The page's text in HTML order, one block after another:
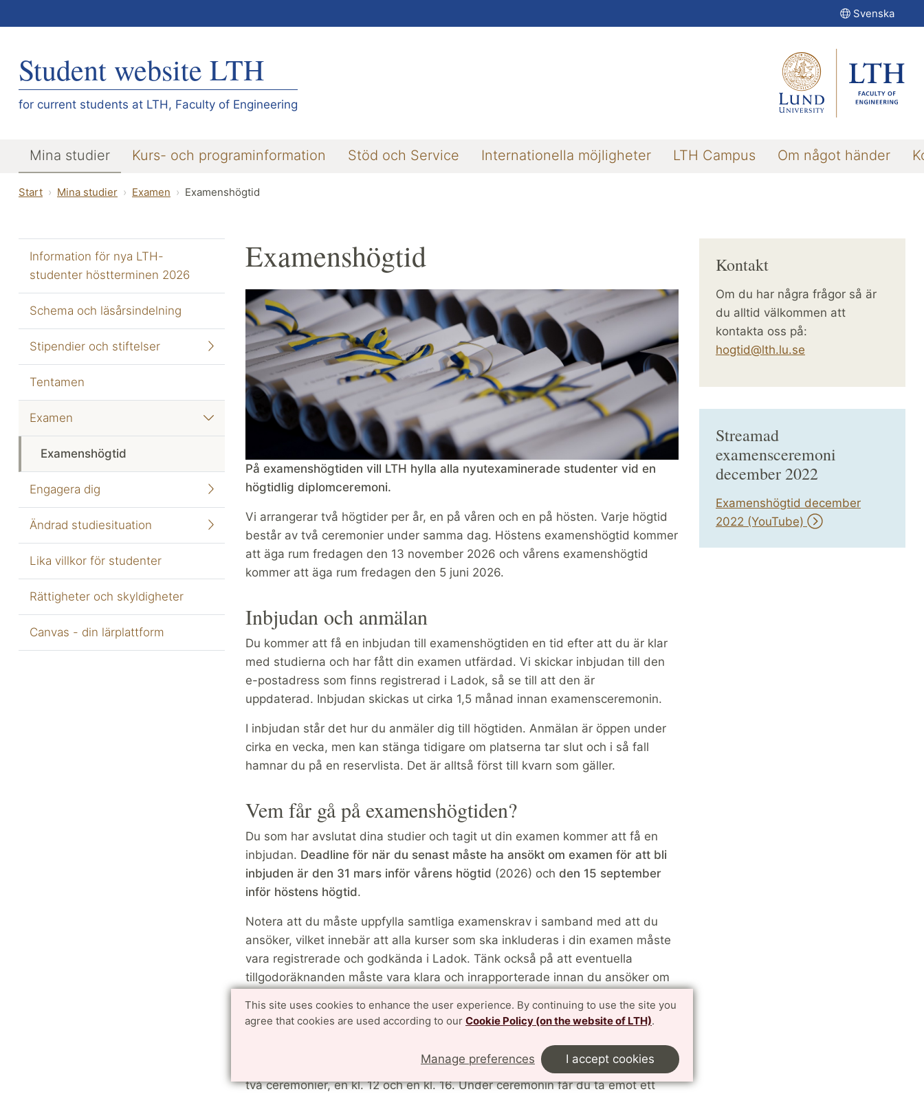
This site uses cookies to enhance the user experience. By continuing to use the site you
agree that cookies are used according to our Cookie Policy (on the website of LTH).
Manage preferences I accept cookies
Svenska
Student website LTH
for current students at LTH, Faculty of Engineering
Mina studier Kurs- och programinformation Stöd och Service Internationella möjligheter LTH Campus Om något händer
Start Mina studier Examen Examenshögtid
Information för nya LTH-
studenter höstterminen 2026
Schema och läsårsindelning
Stipendier och stiftelser
Tentamen
Examen
Examenshögtid
Engagera dig
Ändrad studiesituation
Lika villkor för studenter
Rättigheter och skyldigheter
Canvas - din lärplattform
Examenshögtid
På examenshögtiden vill LTH hylla alla nyutexaminerade studenter vid en
högtidlig diplomceremoni.
Vi arrangerar två högtider per år, en på våren och en på hösten. Varje högtid
består av två ceremonier under samma dag. Höstens examenshögtid kommer
att äga rum fredagen den 13 november 2026 och vårens examenshögtid
kommer att äga rum fredagen den 5 juni 2026.
Inbjudan och anmälan
Du kommer att få en inbjudan till examenshögtiden en tid efter att du är klar
med studierna och har fått din examen utfärdad. Vi skickar inbjudan till den
e-postadress som finns registrerad i Ladok, så se till att den är
uppdaterad. Inbjudan skickas ut cirka 1,5 månad innan examensceremonin.
I inbjudan står det hur du anmäler dig till högtiden. Anmälan är öppen under
cirka en vecka, men kan stänga tidigare om platserna tar slut och i så fall
hamnar du på en reservlista. Det är alltså först till kvarn som gäller.
Vem får gå på examenshögtiden?
Du som har avslutat dina studier och tagit ut din examen kommer att få en
inbjudan. Deadline för när du senast måste ha ansökt om examen för att bli
inbjuden är den 31 mars inför vårens högtid (2026) och den 15 september
inför höstens högtid.
Notera att du måste uppfylla samtliga examenskrav i samband med att du
ansöker, vilket innebär att alla kurser som ska inkluderas i din examen måste
vara registrerade och godkända i Ladok. Tänk också på att eventuella
tillgodoräknanden måste vara klara och inrapporterade innan du ansöker om
Examenshögtiden hålls i AF-borgen i Lundagård, och varje högtid består av
två ceremonier, en kl. 12 och en kl. 16. Under ceremonin får du ta emot ett
Kontakt
Om du har några frågor så är
du alltid välkommen att
kontakta oss på:
hogtid@lth.lu.se
Streamad
examensceremoni
december 2022
Examenshögtid december
2022 (YouTube)